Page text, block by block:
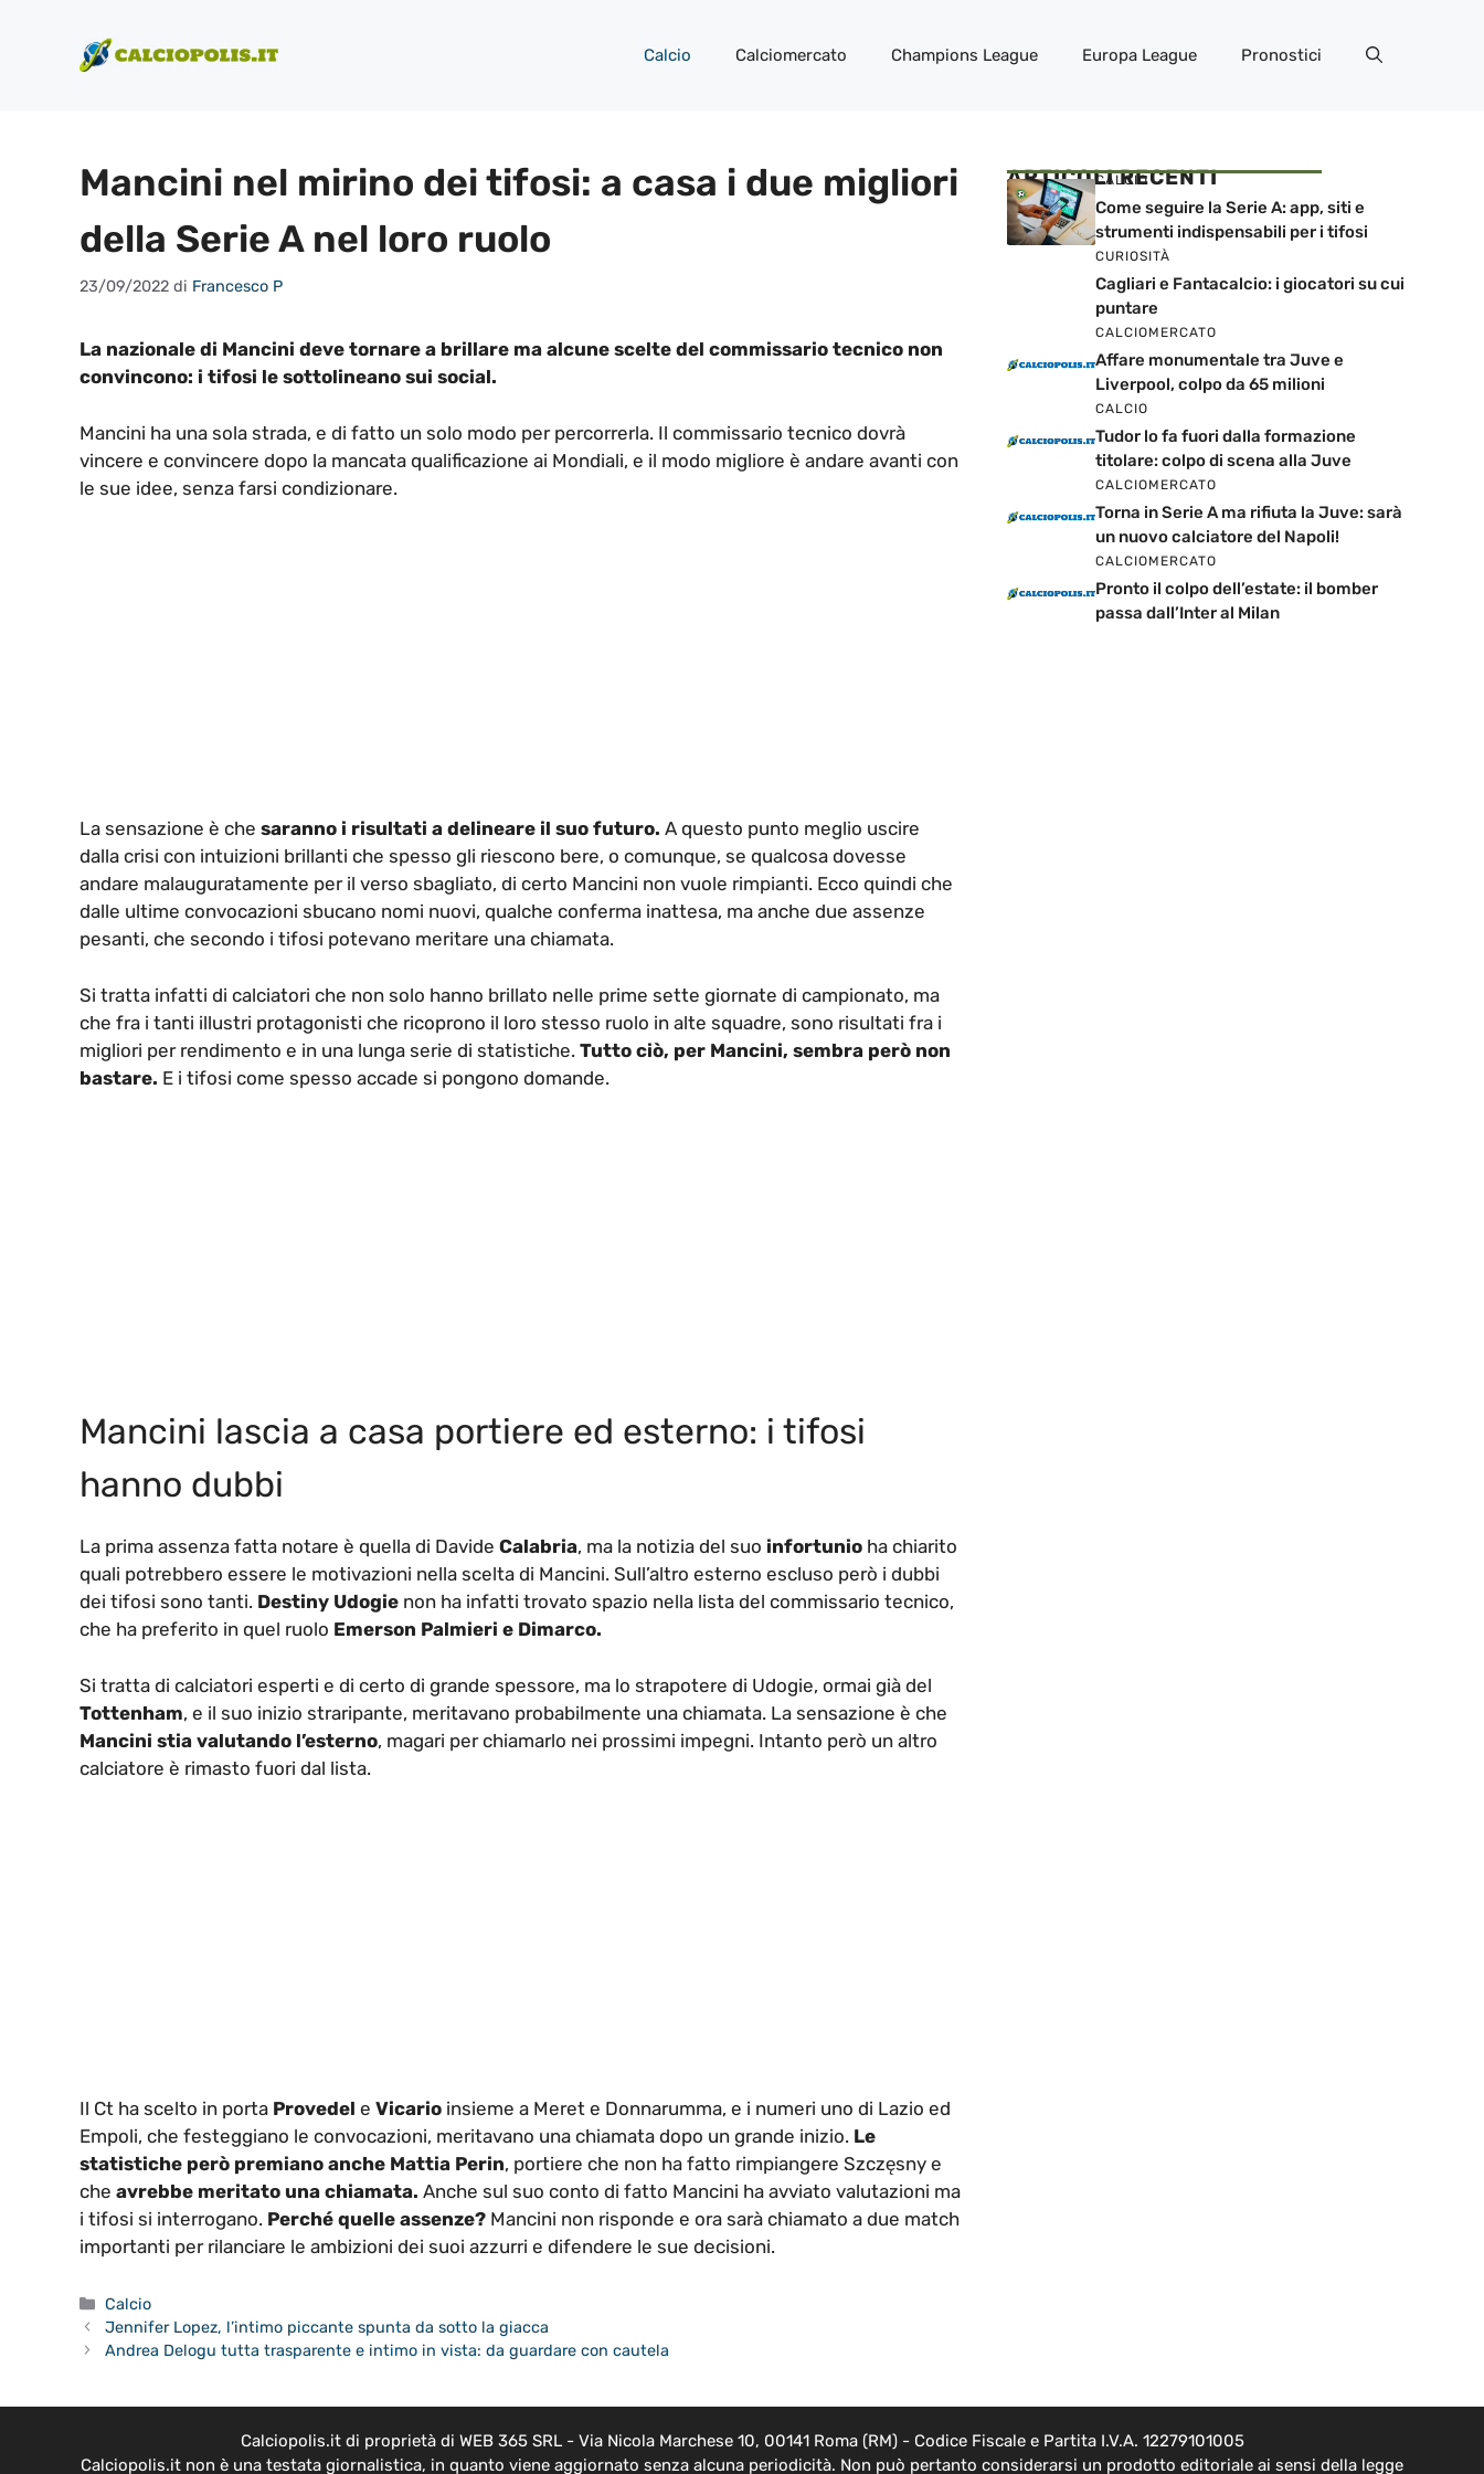
contenuto
Calcio Calciomercato Champions League Europa League Pronostici
Mancini nel mirino dei tifosi: a casa i due migliori
della Serie A nel loro ruolo
23/09/2022 di Francesco P
La nazionale di Mancini deve tornare a brillare ma alcune scelte del commissario tecnico non
convincono: i tifosi le sottolineano sui social.
Mancini ha una sola strada, e di fatto un solo modo per percorrerla. Il commissario tecnico dovrà
vincere e convincere dopo la mancata qualificazione ai Mondiali, e il modo migliore è andare avanti con
le sue idee, senza farsi condizionare.
La sensazione è che saranno i risultati a delineare il suo futuro. A questo punto meglio uscire
dalla crisi con intuizioni brillanti che spesso gli riescono bere, o comunque, se qualcosa dovesse
andare malauguratamente per il verso sbagliato, di certo Mancini non vuole rimpianti. Ecco quindi che
dalle ultime convocazioni sbucano nomi nuovi, qualche conferma inattesa, ma anche due assenze
pesanti, che secondo i tifosi potevano meritare una chiamata.
Si tratta infatti di calciatori che non solo hanno brillato nelle prime sette giornate di campionato, ma
che fra i tanti illustri protagonisti che ricoprono il loro stesso ruolo in alte squadre, sono risultati fra i
migliori per rendimento e in una lunga serie di statistiche. Tutto ciò, per Mancini, sembra però non
bastare. E i tifosi come spesso accade si pongono domande.
Mancini lascia a casa portiere ed esterno: i tifosi
hanno dubbi
La prima assenza fatta notare è quella di Davide Calabria, ma la notizia del suo infortunio ha chiarito
quali potrebbero essere le motivazioni nella scelta di Mancini. Sull’altro esterno escluso però i dubbi
dei tifosi sono tanti. Destiny Udogie non ha infatti trovato spazio nella lista del commissario tecnico,
che ha preferito in quel ruolo Emerson Palmieri e Dimarco.
Si tratta di calciatori esperti e di certo di grande spessore, ma lo strapotere di Udogie, ormai già del
Tottenham, e il suo inizio straripante, meritavano probabilmente una chiamata. La sensazione è che
Mancini stia valutando l’esterno, magari per chiamarlo nei prossimi impegni. Intanto però un altro
calciatore è rimasto fuori dal lista.
Il Ct ha scelto in porta Provedel e Vicario insieme a Meret e Donnarumma, e i numeri uno di Lazio ed
Empoli, che festeggiano le convocazioni, meritavano una chiamata dopo un grande inizio. Le
statistiche però premiano anche Mattia Perin, portiere che non ha fatto rimpiangere Szczęsny e
che avrebbe meritato una chiamata. Anche sul suo conto di fatto Mancini ha avviato valutazioni ma
i tifosi si interrogano. Perché quelle assenze? Mancini non risponde e ora sarà chiamato a due match
importanti per rilanciare le ambizioni dei suoi azzurri e difendere le sue decisioni.
Categorie
Calcio
Jennifer Lopez, l’intimo piccante spunta da sotto la giacca
Andrea Delogu tutta trasparente e intimo in vista: da guardare con cautela
ARTICOLI RECENTI
CALCIO
Come seguire la Serie A: app, siti e
strumenti indispensabili per i tifosi
CURIOSITÀ
Cagliari e Fantacalcio: i giocatori su cui
puntare
CALCIOMERCATO
Affare monumentale tra Juve e
Liverpool, colpo da 65 milioni
CALCIO
Tudor lo fa fuori dalla formazione
titolare: colpo di scena alla Juve
CALCIOMERCATO
Torna in Serie A ma rifiuta la Juve: sarà
un nuovo calciatore del Napoli!
CALCIOMERCATO
Pronto il colpo dell’estate: il bomber
passa dall’Inter al Milan
Calciopolis.it di proprietà di WEB 365 SRL - Via Nicola Marchese 10, 00141 Roma (RM) - Codice Fiscale e Partita I.V.A. 12279101005
Calciopolis.it non è una testata giornalistica, in quanto viene aggiornato senza alcuna periodicità. Non può pertanto considerarsi un prodotto editoriale ai sensi della legge